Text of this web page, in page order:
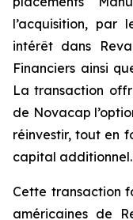
l’acquisition, par
intérêt dans
Financiers ainsi
La transaction
de Novacap
réinvestir, tout en
capital additionnel.
Cette transaction
américaines de